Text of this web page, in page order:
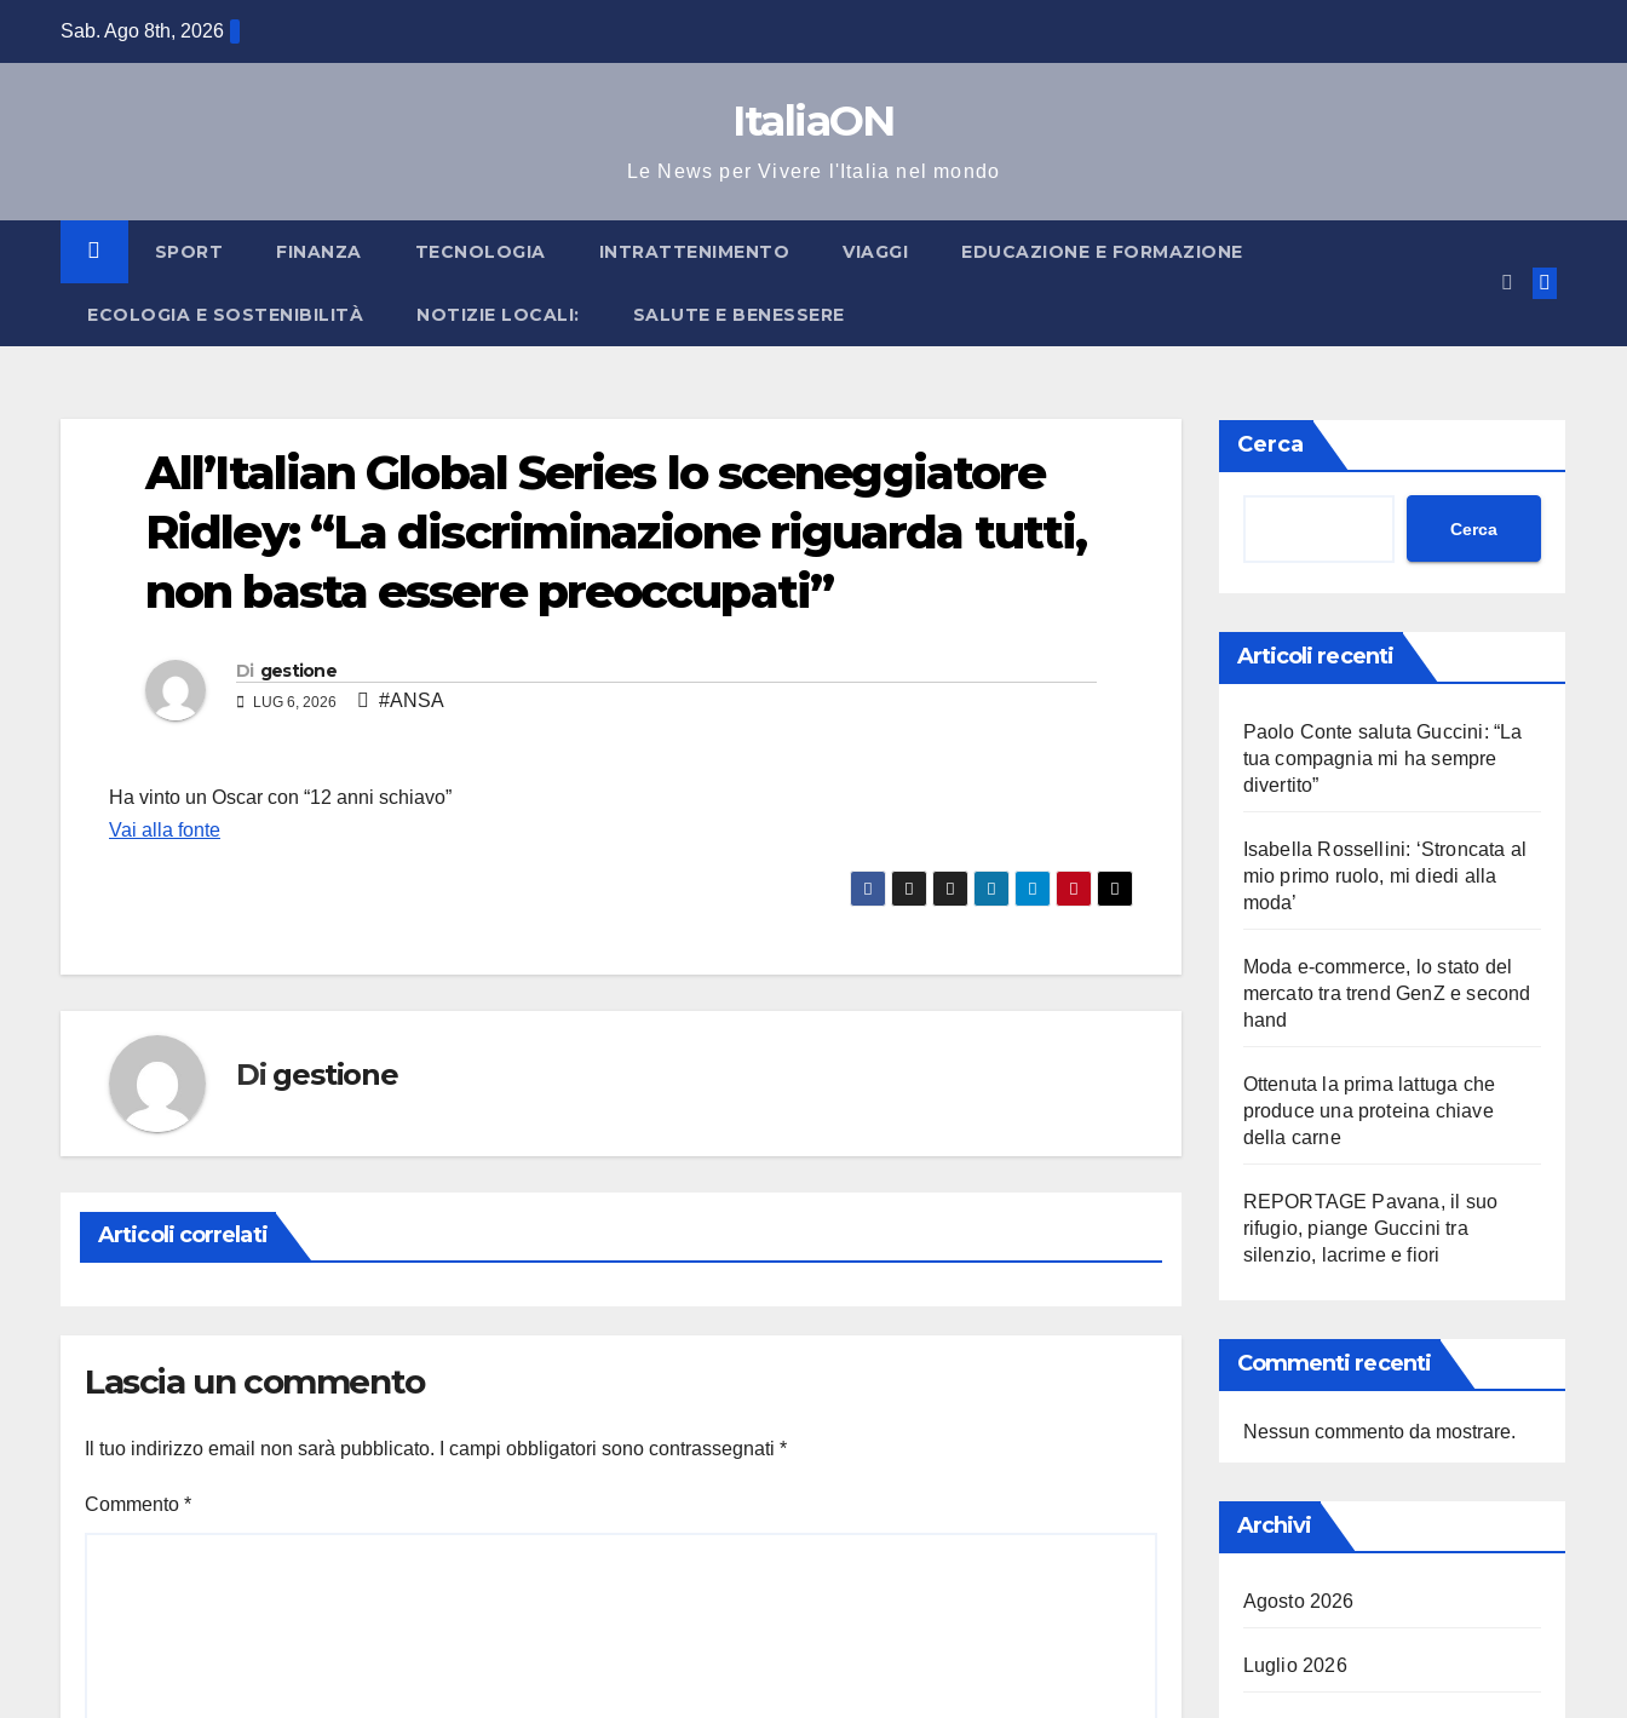
Sab. Ago 8th, 2026
ItaliaON
Le News per Vivere l'Italia nel mondo
SPORT FINANZA TECNOLOGIA INTRATTENIMENTO VIAGGI EDUCAZIONE E FORMAZIONE
ECOLOGIA E SOSTENIBILITÀ NOTIZIE LOCALI: SALUTE E BENESSERE
All’Italian Global Series lo sceneggiatore
Ridley: “La discriminazione riguarda tutti,
non basta essere preoccupati”
Di gestione
LUG 6, 2026 #ANSA
Ha vinto un Oscar con “12 anni schiavo”
Vai alla fonte
Di gestione
Articoli correlati
Lascia un commento
Il tuo indirizzo email non sarà pubblicato. I campi obbligatori sono contrassegnati *
Commento *
Cerca
Cerca
Articoli recenti
Paolo Conte saluta Guccini: “La
tua compagnia mi ha sempre
divertito”
Isabella Rossellini: ‘Stroncata al
mio primo ruolo, mi diedi alla
moda’
Moda e-commerce, lo stato del
mercato tra trend GenZ e second
hand
Ottenuta la prima lattuga che
produce una proteina chiave
della carne
REPORTAGE Pavana, il suo
rifugio, piange Guccini tra
silenzio, lacrime e fiori
Commenti recenti
Nessun commento da mostrare.
Archivi
Agosto 2026
Luglio 2026